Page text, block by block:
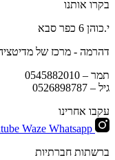
בקרו אותנו
י.כוהן 6 כפר סבא
דהרמה - מרכז של
תמר – 0545882010
גיל – 0526898787
עקבו אחרינו
Waze Whatsapp
ברשתות חברתיות